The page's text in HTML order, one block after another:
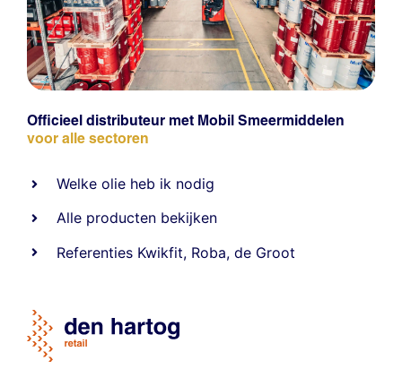
Officieel distributeur met Mobil Smeermiddelen
voor alle sectoren
Welke olie heb ik nodig
Alle producten bekijken
Referenties Kwikfit, Roba,de Groot